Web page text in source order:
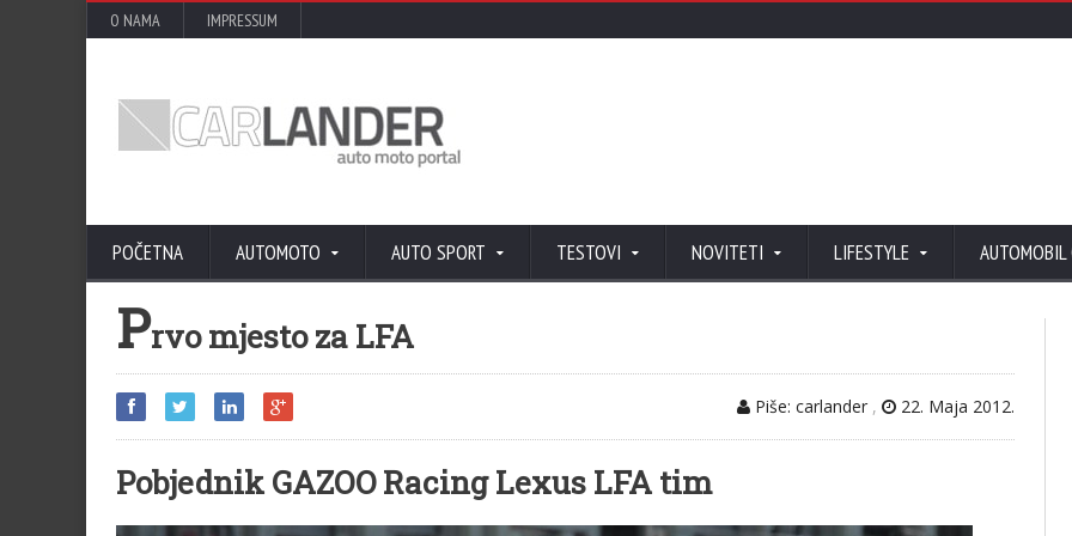
O NAMA IMPRESSUM
POČETNA AUTOMOTO AUTO SPORT TESTOVI NOVITETI LIFESTYLE AUTOMOBIL
Prvo mjesto za LFA
Piše: carlander , 22. Maja 2012.
Pobjednik GAZOO Racing Lexus LFA tim